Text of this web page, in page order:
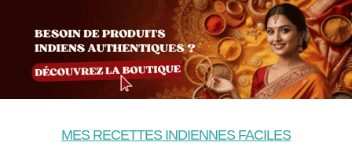
content
primary
sidebar
secondary
sidebar
MES RECETTES INDIENNES FACILES